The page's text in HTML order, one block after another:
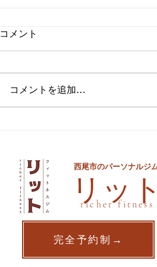
コメント
コメントを追加…
​リット
西尾市のパーソナルジ
richer fitness
完全予約制→